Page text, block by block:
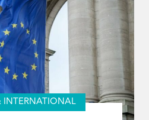
INTERNATIONAL